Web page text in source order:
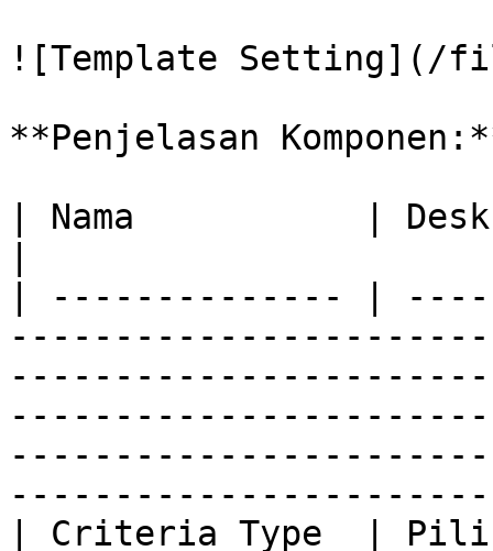
![Template Setting](/
**Penjelasan
| Nama           |
| -------------- |
| Criteria Type  |